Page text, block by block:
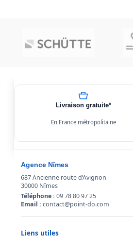
Livraison gratuite*
En France métropolitaine
Agence Nîmes
687 Ancienne route d’Avignon
30000 Nîmes
Téléphone : 09 78 80 97 25
Email : contact@point-do.com
Liens utiles